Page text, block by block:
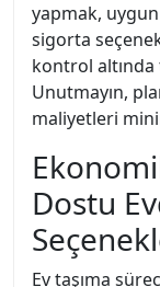
yapmak,
sigorta
kontrol altında
Unutmayın,
maliyetleri
Dostu
Ev taşıma